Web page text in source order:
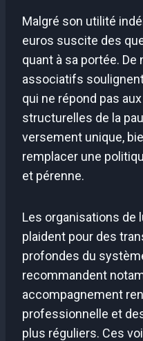
Malgré son utilité
euros suscite des
quant à sa portée.
associatifs
qui ne répond pas
structurelles de la
versement unique,
remplacer une
et pérenne.
Les organisations de
plaident pour des
profondes du
recommandent
accompagnement
professionnelle et
plus réguliers. Ces